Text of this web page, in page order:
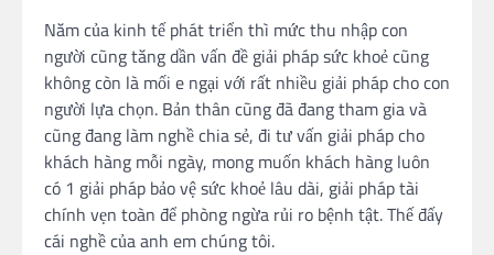
Năm của kinh tế phát triển thì mức thu nhập con
người cũng tăng dần vấn đề giải pháp sức khoẻ cũng
không còn là mối e ngại với rất nhiều giải pháp cho con
người lựa chọn. Bản thân cũng đã đang tham gia và
cũng đang làm nghề chia sẻ, đi tư vấn giải pháp cho
khách hàng mỗi ngày, mong muốn khách hàng luôn
có 1 giải pháp bảo vệ sức khoẻ lâu dài, giải pháp tài
chính vẹn toàn để phòng ngừa rủi ro bệnh tật. Thế đấy
cái nghề của anh em chúng tôi.